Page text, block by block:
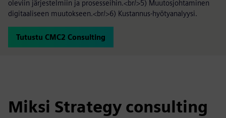
oleviin järjestelmiin ja prosesseihin.<br/>5) Muutosjohtaminen
digitaaliseen muutokseen.<br/>6) Kustannus-hyötyanalyysi.
Tutustu CMC2 Consulting
Miksi Strategy consulting